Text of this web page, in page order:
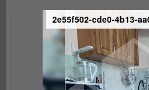
2e55f502-cde0-4b13-